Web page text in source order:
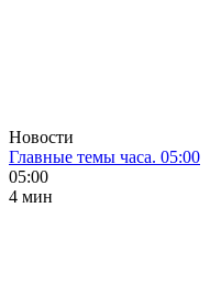
Новости
Главные темы часа. 05:00
05:00
4 мин